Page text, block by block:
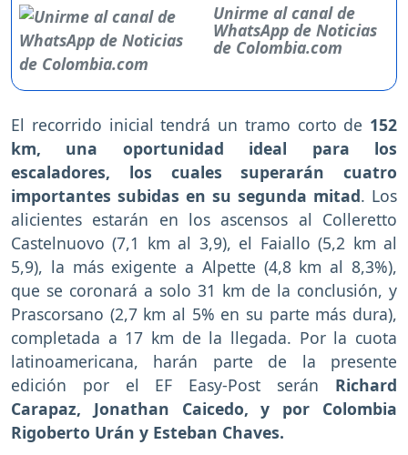
Unirme al canal de
WhatsApp de Noticias
de Colombia.com
El recorrido inicial tendrá un tramo corto de 152
km, una oportunidad ideal para los
escaladores, los cuales superarán cuatro
importantes subidas en su segunda mitad. Los
alicientes estarán en los ascensos al Colleretto
Castelnuovo (7,1 km al 3,9), el Faiallo (5,2 km al
5,9), la más exigente a Alpette (4,8 km al 8,3%),
que se coronará a solo 31 km de la conclusión, y
Prascorsano (2,7 km al 5% en su parte más dura),
completada a 17 km de la llegada. Por la cuota
latinoamericana, harán parte de la presente
edición por el EF Easy-Post serán Richard
Carapaz, Jonathan Caicedo, y por Colombia
Rigoberto Urán y Esteban Chaves.